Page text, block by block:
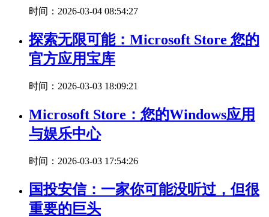
时间：2026-03-04 08:54:27
探索无限可能：Microsoft Store 您的
官方应用宝库
时间：2026-03-03 18:09:21
Microsoft Store：您的Windows应用
与娱乐中心
时间：2026-03-03 17:54:26
国投安信：一家你可能没听过，但很
重要的巨头